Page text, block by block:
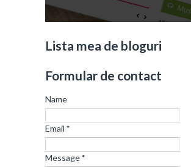
Lista mea de bloguri
Formular de contact
Name
Email *
Message*